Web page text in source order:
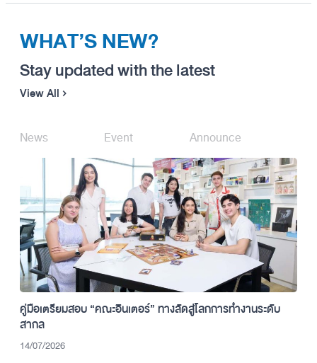
WHAT’S NEW?
Stay updated with the latest
View All
News Event Announce
คู่มือเตรียมสอบ “คณะอินเตอร์” ทางลัดสู่โลกการทำงานระดับ
สากล
14/07/2026